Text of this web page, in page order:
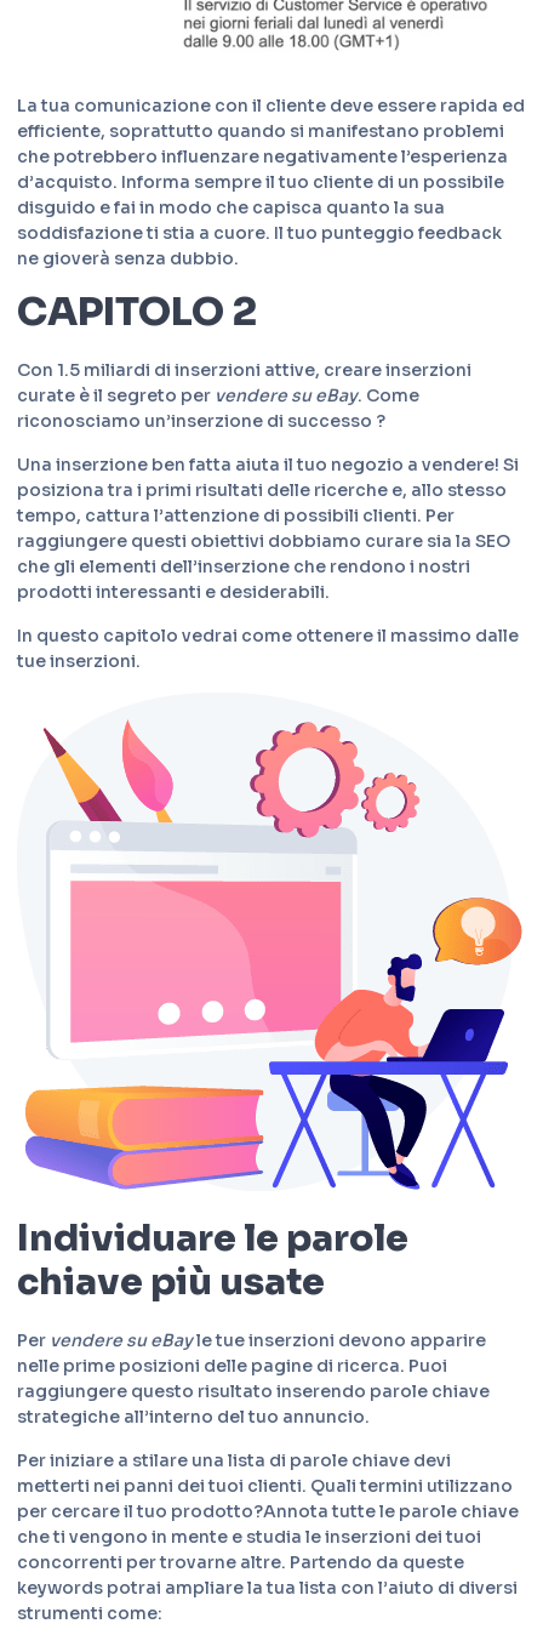
La tua comunicazione con il cliente deve essere rapida ed
efficiente, soprattutto quando si manifestano problemi
che potrebbero influenzare negativamente l’esperienza
d’acquisto. Informa sempre il tuo cliente di un possibile
disguido e fai in modo che capisca quanto la sua
soddisfazione ti stia a cuore. Il tuo punteggio feedback
ne gioverà senza dubbio.
CAPITOLO 2
Con 1.5 miliardi di inserzioni attive, creare inserzioni
curate è il segreto per vendere su eBay. Come
riconosciamo un’inserzione di successo ?
Una inserzione ben fatta aiuta il tuo negozio a vendere! Si
posiziona tra i primi risultati delle ricerche e, allo stesso
tempo, cattura l’attenzione di possibili clienti. Per
raggiungere questi obiettivi dobbiamo curare sia la SEO
che gli elementi dell’inserzione che rendono i nostri
prodotti interessanti e desiderabili.
In questo capitolo vedrai come ottenere il massimo dalle
tue inserzioni.
Individuare le parole
chiave più usate
Per vendere su eBayle tue inserzioni devono apparire
nelle prime posizioni delle pagine di ricerca. Puoi
raggiungere questo risultato inserendo parole chiave
strategiche all’interno del tuo annuncio.
Per iniziare a stilare una lista di parole chiave devi
metterti nei panni dei tuoi clienti. Quali termini utilizzano
per cercare il tuo prodotto?Annota tutte le parole chiave
che ti vengono in mente e studia le inserzioni dei tuoi
concorrenti per trovarne altre. Partendo da queste
keywords potrai ampliare la tua lista con l’aiuto di diversi
strumenti come: